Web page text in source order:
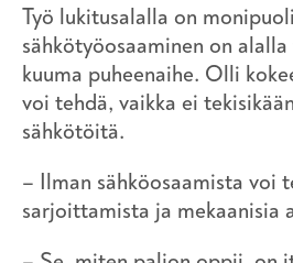
Työ lukitusalalla on
sähkötyöosaaminen on
kuuma puheenaihe. Olli
voi tehdä, vaikka ei
sähkötöitä.
– Ilman sähköosaamista voi
sarjoittamista ja mekaanisia